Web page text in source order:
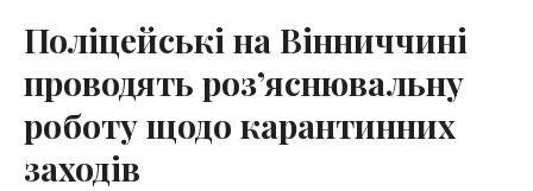
Поліцейські на Вінниччині
проводять роз’яснювальну
роботу щодо карантинних
заходів